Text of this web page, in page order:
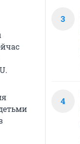
3
4